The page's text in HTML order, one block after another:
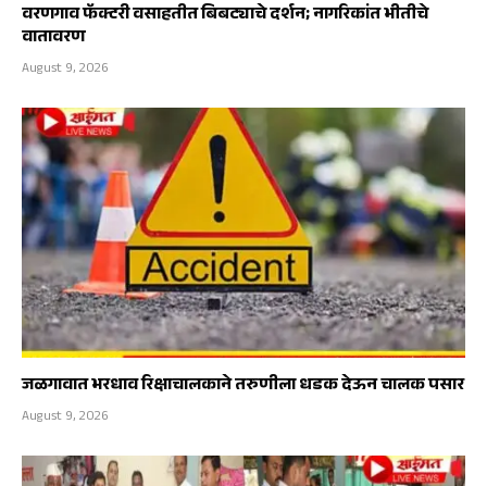
वरणगाव फॅक्टरी वसाहतीत बिबट्याचे दर्शन; नागरिकांत भीतीचे
वातावरण
August 9, 2026
जळगावात भरधाव रिक्षाचालकाने तरुणीला धडक देऊन चालक पसार
August 9, 2026